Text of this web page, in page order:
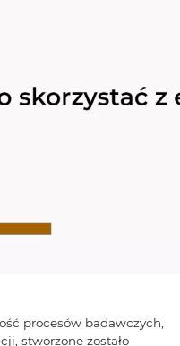
procesów badawczych,
stworzone zostało